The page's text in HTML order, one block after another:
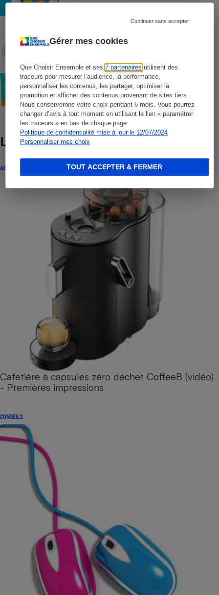
Gérer mes cookies
Que Choisir Ensemble et ses7 partenaires utilisent des
traceurs pour mesurer l’audience, la performance,
personnaliser les contenus, les partager, optimiser la
promotion et afficher des contenus provenant de sites tiers.
Nous conserverons votre choix pendant 6 mois. Vous pourrez
changer d’avis à tout moment en utilisant le lien « paramétrer
les traceurs » en bas de chaque page.
Politique de confidentialité mise à jour le 12/07/2024
Personnaliser mes choix
Continuer sans accepter
TOUT ACCEPTER & FERMER
Crèmes solaires - Le protocole
COMMENT NOUS TESTONS
Crèmes solaires visage - Le protocole
Lire aussi
ACTUALITÉ
Cafetière à capsules zéro déchet CoffeeB (vidéo)
- Premières impressions
CONSEILS